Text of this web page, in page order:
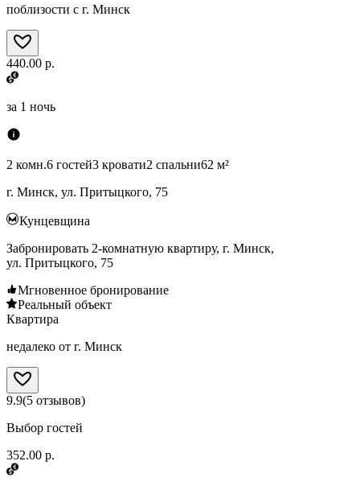
поблизости с г. Минск
440.00 р.
за 1 ночь
2 комн.6 гостей3 кровати2 спальни62 м²
г. Минск, ул. Притыцкого, 75
Кунцевщина
Забронировать 2-комнатную квартиру, г. Минск,
ул. Притыцкого, 75
Мгновенное бронирование
Реальный объект
Квартира
недалеко от г. Минск
9.9(5 отзывов)
Выбор гостей
352.00 р.